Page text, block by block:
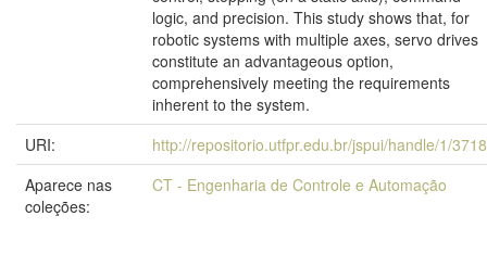
logic, and precision. This study shows that, for
robotic systems with multiple axes, servo drives
constitute an advantageous option,
comprehensively meeting the requirements
inherent to the system.
URI:
http://repositorio.utfpr.edu.br/jspui/handle/1/
Aparece nas
coleções:
CT - Engenharia de Controle e Automação